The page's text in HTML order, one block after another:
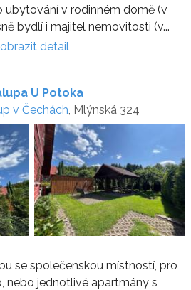
ubytování v rodinném domě (v
bydlí i majitel nemovitosti (v...
detail
U Potoka
v Čechách , Mlýnská 324
se společenskou místností, pro
nebo jednotlivé apartmány s